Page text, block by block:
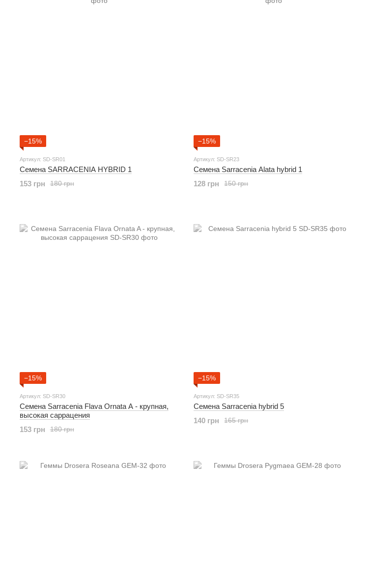
−15%
Артикул: SD-SR01
Семена SARRACENIA HYBRID 1
180 грн
153 грн
−15%
Артикул: SD-SR23
Семена Sarracenia Alata hybrid 1
150 грн
128 грн
−15%
Артикул: SD-SR30
Семена Sarracenia Flava Ornata A - крупная,
высокая саррацения
180 грн
153 грн
−15%
Артикул: SD-SR35
Семена Sarracenia hybrid 5
165 грн
140 грн